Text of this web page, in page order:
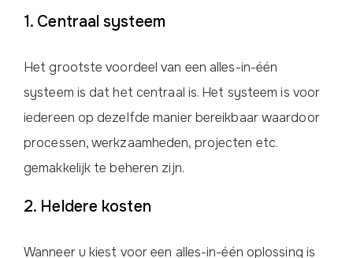
1. Centraal systeem
Het grootste voordeel van een alles-in-één
systeem is dat het centraal is. Het systeem is voor
iedereen op dezelfde manier bereikbaar waardoor
processen, werkzaamheden, projecten etc.
gemakkelijk te beheren zijn.
2. Heldere kosten
Wanneer u kiest voor een alles-in-één oplossing is